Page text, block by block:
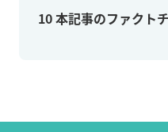
10本記事のファクト